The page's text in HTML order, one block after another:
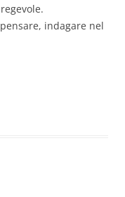
indagare nel